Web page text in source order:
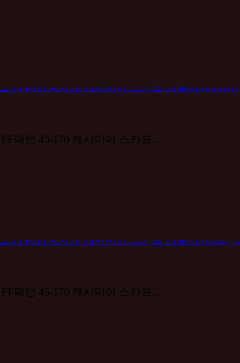
패턴 45-170 캐시미어 스카프...
패턴 45-170 캐시미어 스카프...